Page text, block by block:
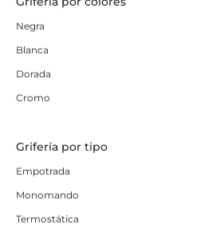
Negra
Blanca
Dorada
Cromo
Grifería por tipo
Empotrada
Monomando
Termostática